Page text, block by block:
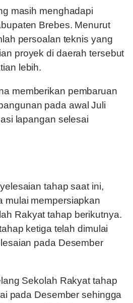
masih menghadapi
Brebes. Menurut
persoalan teknis yang
proyek di daerah tersebut
lebih.
memberikan pembaruan
pada awal Juli
lapangan selesai
tahap saat ini,
mulai mempersiapkan
Rakyat tahap berikutnya.
ketiga telah dimulai
pada Desember
Sekolah Rakyat tahap
pada Desember sehingga